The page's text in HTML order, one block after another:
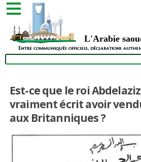
L'Arabie
Entre communiqués officiels, déclarations
Est-ce que le roi
vraiment écrit avoir
aux Britanniques ?